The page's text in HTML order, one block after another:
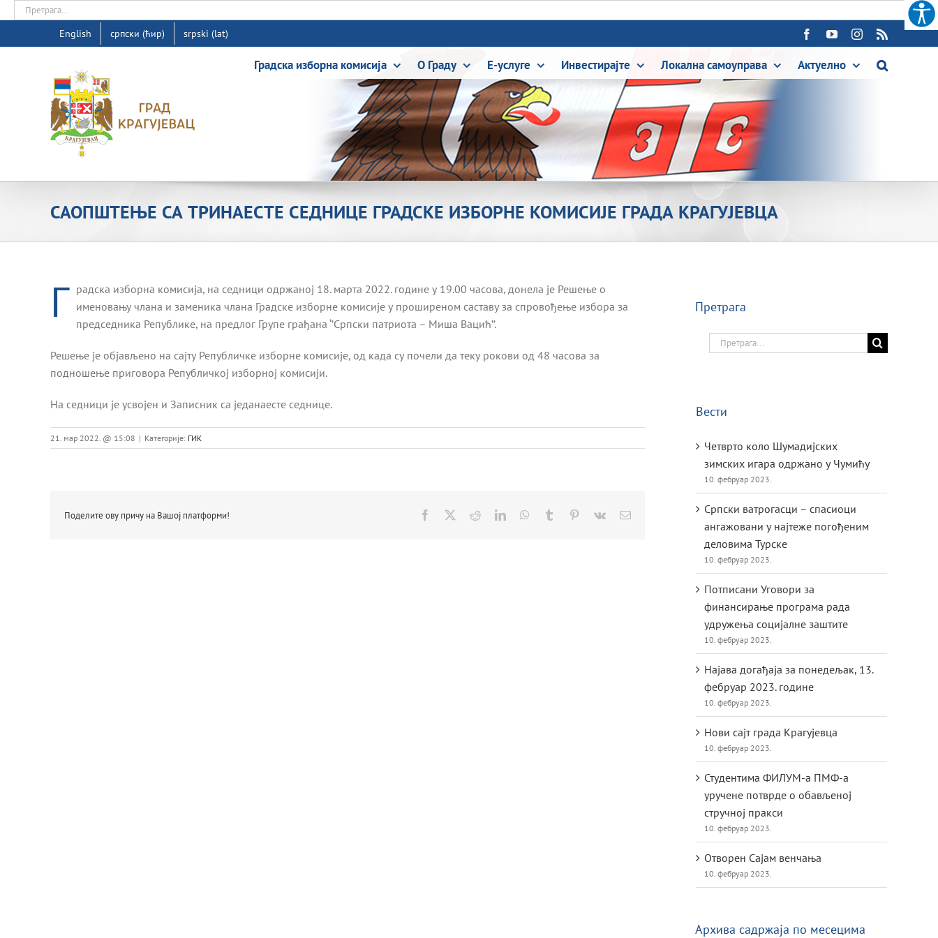
Search
English српски (ћир) srpski (lat) FacebookYouTubeInstagram
Градска изборна комисија О Граду Е-услуге Инвестирајте Локална самоуправа Актуелно
САОПШТЕЊЕ СА ТРИНАЕСТЕ СЕДНИЦЕ ГРАДСКЕ ИЗБОРНЕ КОМИСИЈЕ ГРАДА КРАГУЈЕВЦА
Г радска изборна комисија, на седници одржаној 18. марта 2022. године у 19.00 часова, донела је Решење о
именовању члана и заменика члана Градске изборне комисије у проширеном саставу за спровођење избора за
председника Републике, на предлог Групе грађана ‘’Српски патриота – Миша Вацић’’.
Решење је објављено на сајту Републичке изборне комисије, од када су почели да теку рокови од 48 часова за
подношење приговора Републичкој изборној комисији.
На седници је усвојен и Записник са једанаесте седнице.
21. мар 2022. @ 15:08 | Категорије: ГИК
Поделите ову причу на Вашој платформи! Facebook RedditLinkedInWhatsApp
Tumblr Pinterest
Vk Email
Претрага
Search
for:
Вести
Четврто коло Шумадијских
зимских игара одржано у Чумићу
10. фебруар 2023.
Српски ватрогасци – спасиоци
ангажовани у најтеже погођеним
деловима Турске
10. фебруар 2023.
Потписани Уговори за
финансирање програма рада
удружења социјалне заштите
10. фебруар 2023.
Најава догађаја за понедељак, 13.
фебруар 2023. године
10. фебруар 2023.
Нови сајт града Крагујевца
10. фебруар 2023.
Студентима ФИЛУМ-а ПМФ-а
уручене потврде о обављеној
стручној пракси
10. фебруар 2023.
Отворен Сајам венчања
10. фебруар 2023.
Архива садржаја по месецима